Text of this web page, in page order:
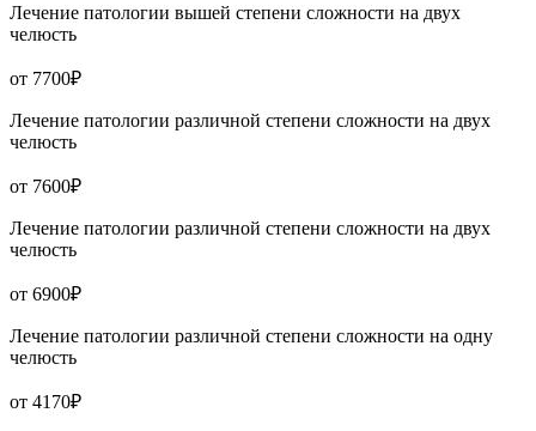
Лечение патологии вышей степени сложности на двух
челюсть
от 7700₽
Лечение патологии различной степени сложности на двух
челюсть
от 7600₽
Лечение патологии различной степени сложности на двух
челюсть
от 6900₽
Лечение патологии различной степени сложности на одну
челюсть
от 4170₽